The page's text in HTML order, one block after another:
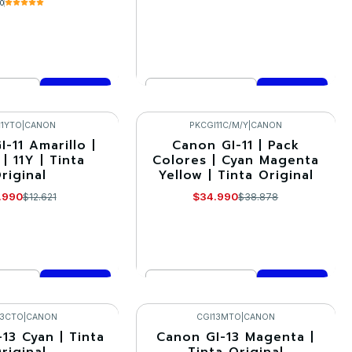
ahora
Comprar ahora
CANON
11 Amarillo |
11Y | Tinta
$12.621
ahora
-10%
PKCGI11C/M/Y| CANON
Canon GI-11 | Pack
Colores | Cyan Magenta
Yellow | Tinta Original
$34.990$38.878
Comprar ahora
CANON
Cyan | Tinta -5%
CGI13MTO CANON
Canon GI-13 Magenta |